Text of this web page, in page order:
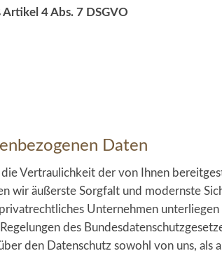
4 Abs. 7 DSGVO
Daten
Vertraulichkeit der von Ihnen
wir äußerste Sorgfalt und modernste
Unternehmen
des
den Datenschutz sowohl von uns,